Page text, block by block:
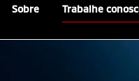
Sobre Trabalhe